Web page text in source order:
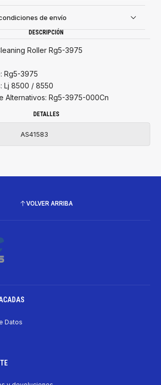
de envío
DESCRIPCIÓN
Roller Rg5-3975
Rg5-3975
Lj 8500 / 8550
Alternativos: Rg5-3975-000Cn
DETALLES
AS41583
VOLVER ARRIBA
Datos